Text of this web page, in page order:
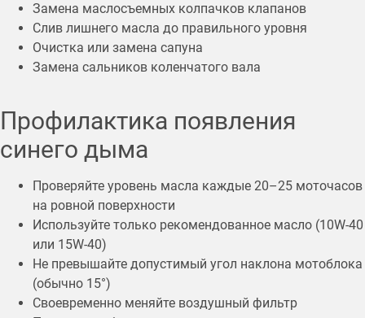
Замена маслосъемных колпачков клапанов
Слив лишнего масла до правильного уровня
Очистка или замена сапуна
Замена сальников коленчатого вала
Профилактика появления
синего дыма
Проверяйте уровень масла каждые 20–25 моточасов
на ровной поверхности
Используйте только рекомендованное масло (10W-40
или 15W-40)
Не превышайте допустимый угол наклона мотоблока
(обычно 15°)
Своевременно меняйте воздушный фильтр